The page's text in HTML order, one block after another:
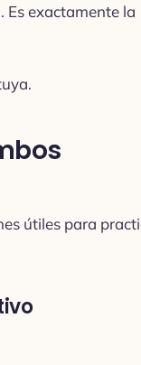
Es exactamente la
útiles para